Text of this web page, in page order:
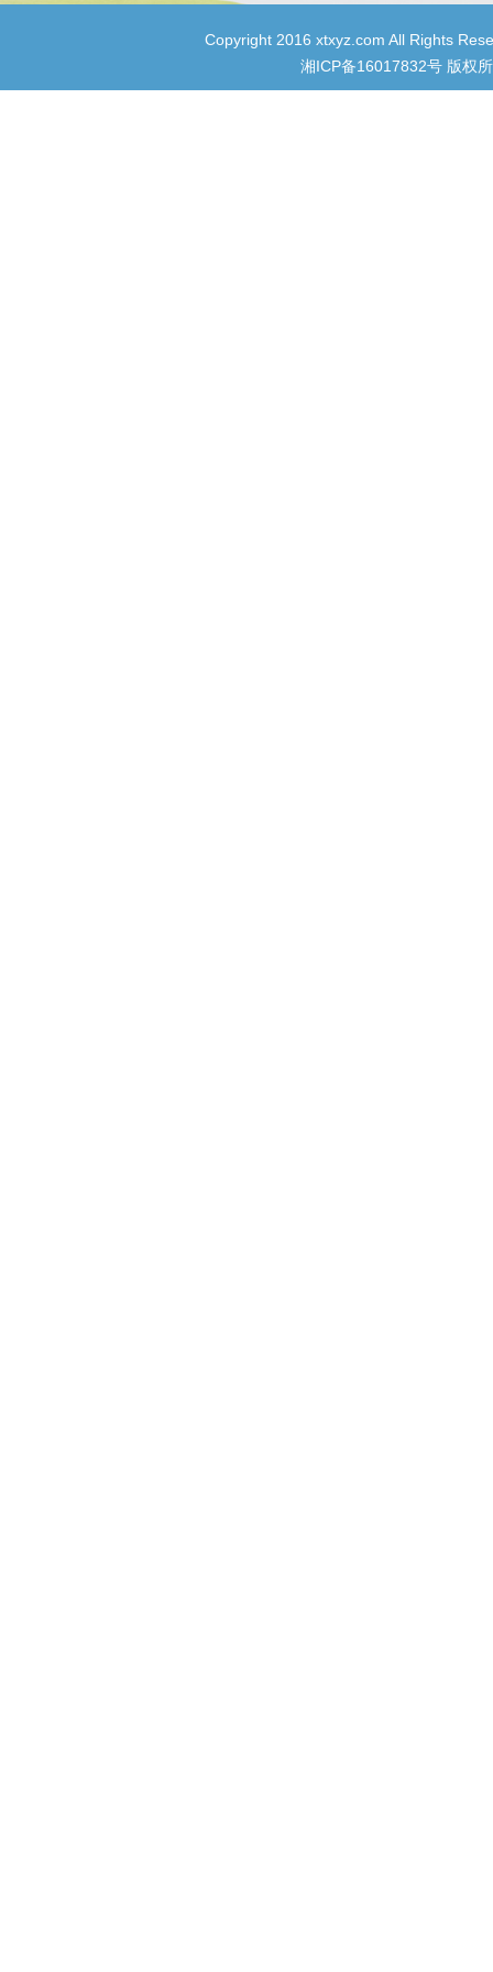
Copyright 2016 xtxyz.com All Rights
湘ICP备16017832号 版权